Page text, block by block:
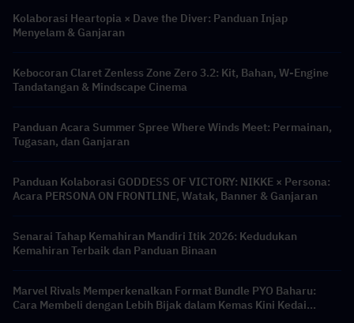
Kolaborasi Heartopia × Dave the Diver: Panduan Injap
Menyelam & Ganjaran
Kebocoran Claret Zenless Zone Zero 3.2: Kit, Bahan, W-Engine
Tandatangan & Mindscape Cinema
Panduan Acara Summer Spree Where Winds Meet: Permainan,
Tugasan, dan Ganjaran
Panduan Kolaborasi GODDESS OF VICTORY: NIKKE × Persona:
Acara PERSONA ON FRONTLINE, Watak, Banner & Ganjaran
Senarai Tahap Kemahiran Mandiri Itik 2026: Kedudukan
Kemahiran Terbaik dan Panduan Binaan
Marvel Rivals Memperkenalkan Format Bundle PYO Baharu:
Cara Membeli dengan Lebih Bijak dalam Kemas Kini Kedai